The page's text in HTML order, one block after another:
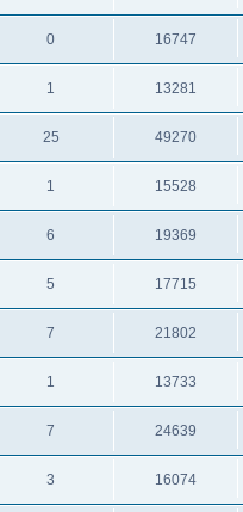
0 16747
1 13281
25 49270
1 15528
6 19369
5 17715
7 21802
1 13733
7 24639
3 16074